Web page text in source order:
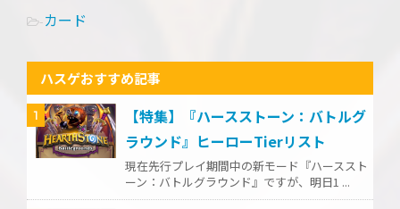
-カード
ハスゲおすすめ記事
1
【特集】『ハースストーン：バトルグ
ラウンド』ヒーローTierリスト
現在先行プレイ期間中の新モード『ハーススト
ーン：バトルグラウンド』ですが、明日1 ...